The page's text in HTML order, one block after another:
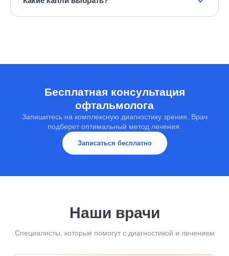
Бесплатная консультация
офтальмолога
Запишитесь на комплексную диагностику зрения. Врач
подберет оптимальный метод лечения.
Записаться бесплатно
Наши врачи
Специалисты, которые помогут с диагностикой и лечением